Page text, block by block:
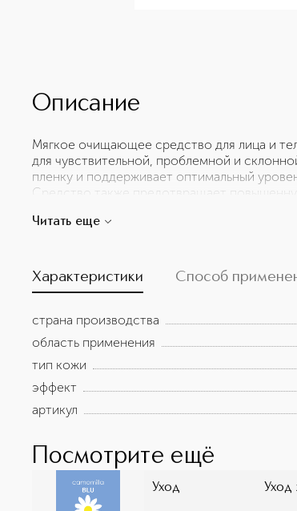
Описание
Мягкое очищающее средство для лица и
для чувствительной, проблемной и
пленку и поддерживает оптимальный
Средство также предотвращает
ромашки, известный своими
Читать еще
Характеристики Способ
страна производства
область применения
тип кожи
эффект
артикул
Посмотрите ещё
Уход Уход